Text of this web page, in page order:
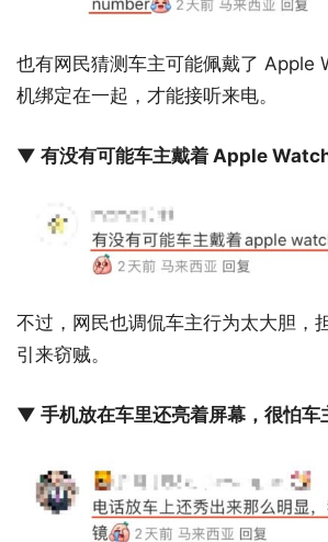
也有网民猜测车主可能佩戴了 Apple
机绑定在一起，才能接听来电。
▼ 有没有可能车主戴着 Apple
不过，网民也调侃车主行为太大胆，
引来窃贼。
▼ 手机放在车里还亮着屏幕，很怕车